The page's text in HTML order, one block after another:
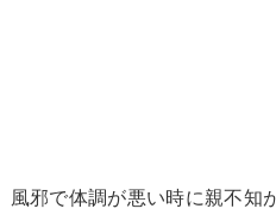
邪で体調が悪い時に親不知